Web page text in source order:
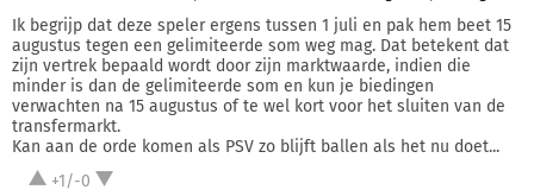
Ik begrijp dat deze speler ergens tussen 1 juli en pak hem beet 15
augustus tegen een gelimiteerde som weg mag. Dat betekent dat
zijn vertrek bepaald wordt door zijn marktwaarde, indien die
minder is dan de gelimiteerde som en kun je biedingen
verwachten na 15 augustus of te wel kort voor het sluiten van de
transfermarkt.
Kan aan de orde komen als PSV zo blijft ballen als het nu doet...
+1/-0